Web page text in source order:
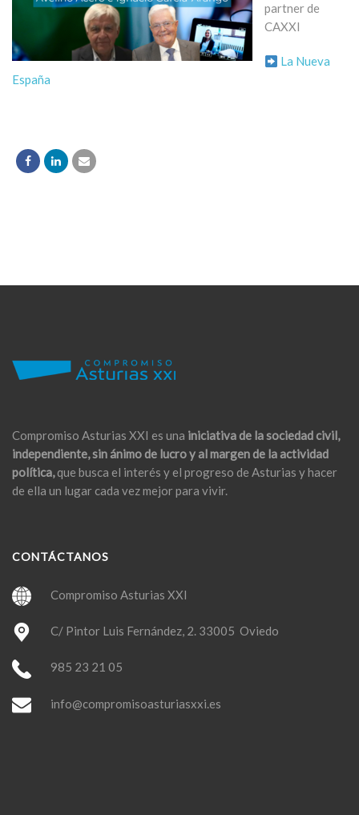
partner de
CAXXI
La Nueva
España
Compromiso Asturias XXI es una iniciativa de la sociedad civil,
independiente, sin ánimo de lucro y al margen de la actividad
política,que busca el interés y el progreso de Asturias y hacer
de ella un lugar cada vez mejor para vivir.
CONTÁCTANOS
Compromiso Asturias XXI
C/ Pintor Luis Fernández, 2. 33005 Oviedo
985 23 21 05
info@compromisoasturiasxxi.es